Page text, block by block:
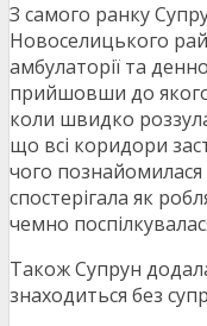
З самого ранку
Новоселицького
амбулаторії та
прийшовши до
коли швидко
що всі коридори
чого познайомилася
спостерігала як
чемно
Також Супрун
знаходиться без